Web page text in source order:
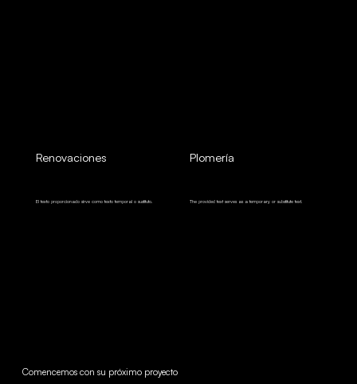
Renovaciones
El texto proporcionado sirve como texto temporal o sustituto.
Plomería
The provided text serves as a temporary or substitute text.
Comencemos con su próximo proyecto